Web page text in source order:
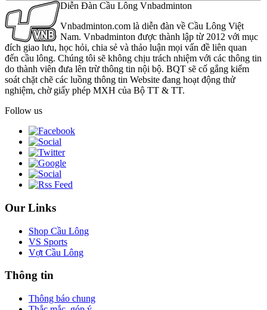
Diễn Đàn Cầu Lông Vnbadminton
Vnbadminton.com là diễn đàn về Cầu Lông Việt
Nam. Vnbadminton được thành lập từ 2012 với mục
đích giao lưu, học hỏi, chia sẻ và thảo luận mọi vấn đề liên quan
đến cầu lông. Chúng tôi sẽ không chịu trách nhiệm với các thông tin
do thành viên đưa lên trừ thông tin nội bộ. BQT sẽ cố gắng kiểm
soát chặt chẽ các luồng thông tin Website đang hoạt động thử
nghiệm, chờ giấy phép MXH của Bộ TT & TT.
Follow us
Our Links
Shop Cầu Lông
VS Sports
Vợt Cầu Lông
Thông tin
Thông báo chung